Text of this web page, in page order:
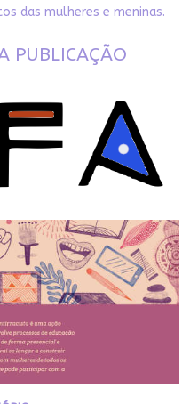
das mulheres e meninas.
PUBLICAÇÃO